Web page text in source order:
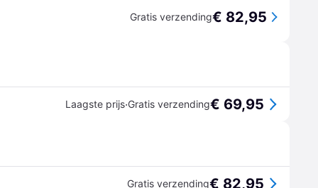
Gratis verzending€ 82,95
Laagste prijs·Gratis verzending€ 69,95
Gratis verzending€ 82,95